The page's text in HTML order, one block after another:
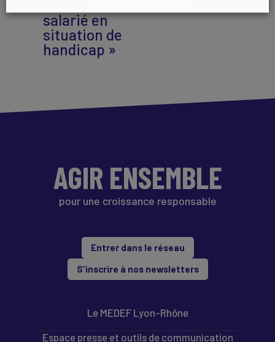
salarié en
situation de
handicap »
AGIR ENSEMBLE
pour une croissance responsable
Entrer dans le réseau
S'inscrire à nos newsletters
Le MEDEF Lyon-Rhône
Espace presse et outils de communication